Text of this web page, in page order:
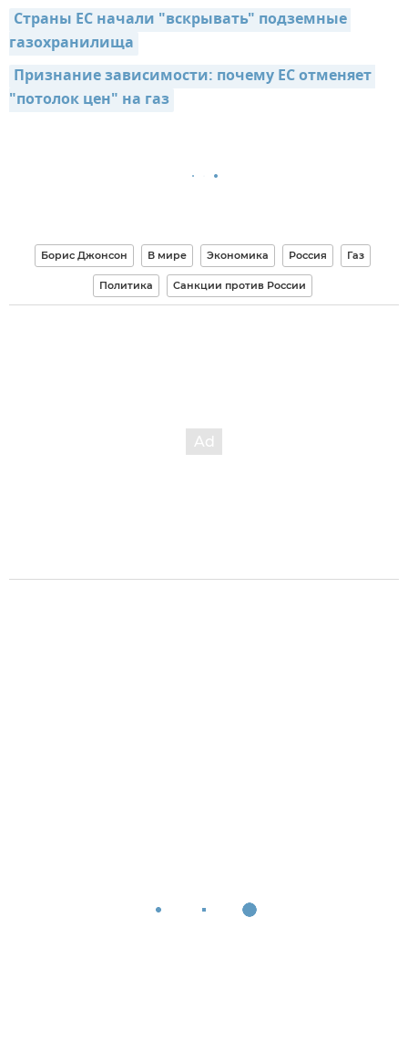
Страны ЕС начали "вскрывать" подземные
газохранилища
Признание зависимости: почему ЕС отменяет
"потолок цен" на газ
Борис Джонсон В мире Экономика Россия Газ
Политика Санкции против России